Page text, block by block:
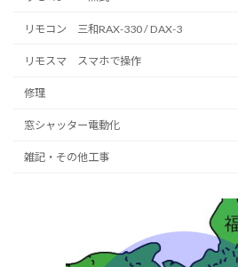
リモコン 三和RAX-330 / DAX-3
リモスマ スマホで操作
修理
窓シャッター電動化
雑記・その他工事